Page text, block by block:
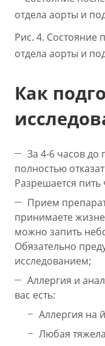
Рис. 4. Состояние
отдела аорты и
Как
За 4-6 часов
полностью
Разрешается
Прием
принимаете
можно запить
Обязательно
исследованием;
Аллергия и
вас есть:
Аллергия на
Любая